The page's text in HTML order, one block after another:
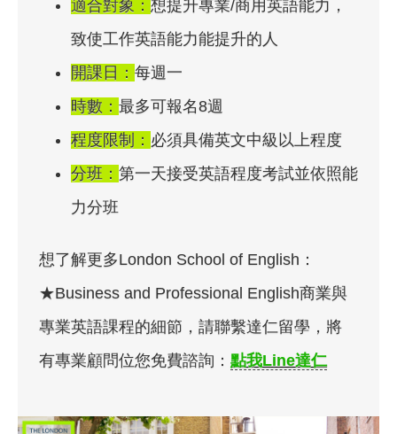
適合對象：想提升專業/商用英語能力，
致使工作英語能力能提升的人
開課日：每週一
時數：最多可報名8週
程度限制： 必須具備英文中級以上程度
分班：第一天接受英語程度考試並依照能
力分班
想了解更多London School of English：
★Business and Professional English商業與
專業英語課程的細節，請聯繫達仁留學，將
有專業顧問位您免費諮詢：點我Line達仁